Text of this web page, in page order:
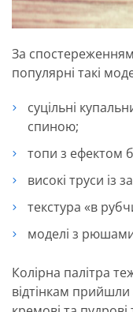
За
популярні такі
суцільні
спиною;
топи з ефектом
високі труси із
текстура «в
моделі з
Колірна палітра
відтінкам